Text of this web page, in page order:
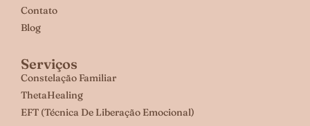
Contato
Blog
Serviços
Constelação Familiar
ThetaHealing
EFT (Técnica De Liberação Emocional)